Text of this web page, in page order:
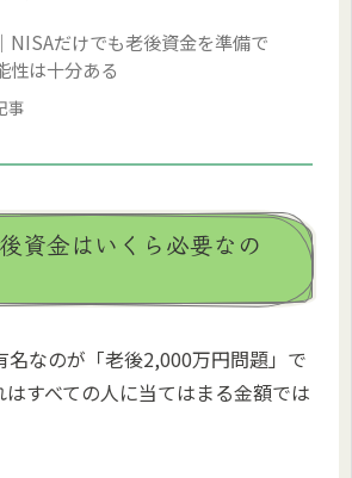
NISAだけでも老後資金を準備で
性は十分ある
事
資金はいくら必要なの
名なのが「老後2,000万円問題」で
はすべての人に当てはまる金額では